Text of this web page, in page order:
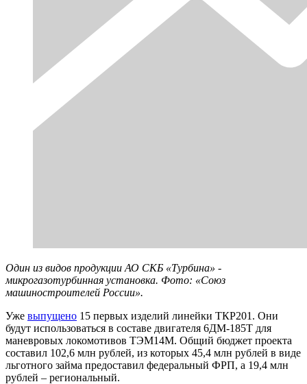
Один из видов продукции АО СКБ «Турбина» -
микрогазотурбинная установка. Фото: «Союз
машиностроителей России».
Уже выпущено 15 первых изделий линейки ТКР201. Они
будут использоваться в составе двигателя 6ДМ-185Т для
маневровых локомотивов ТЭМ14М. Общий бюджет проекта
составил 102,6 млн рублей, из которых 45,4 млн рублей в виде
льготного займа предоставил федеральный ФРП, а 19,4 млн
рублей – региональный.